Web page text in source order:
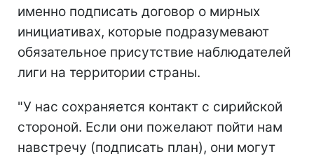
именно подписать договор о мирных
инициативах, которые подразумевают
обязательное присутствие наблюдателей
лиги на территории страны.
"У нас сохраняется контакт с сирийской
стороной. Если они пожелают пойти нам
навстречу (подписать план), они могут